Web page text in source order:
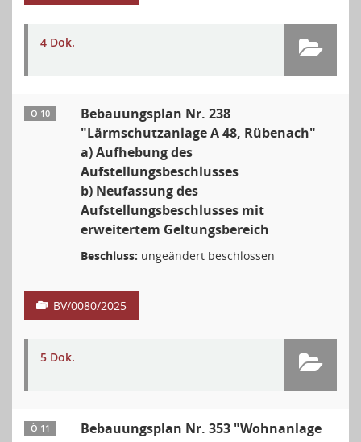
4 Dok.
Ö 10
Bebauungsplan Nr. 238
"Lärmschutzanlage A 48, Rübenach"
a) Aufhebung des
Aufstellungsbeschlusses
b) Neufassung des
Aufstellungsbeschlusses mit
erweitertem Geltungsbereich
Beschluss: ungeändert beschlossen
BV/0080/2025
5 Dok.
Ö 11
Bebauungsplan Nr. 353 "Wohnanlage